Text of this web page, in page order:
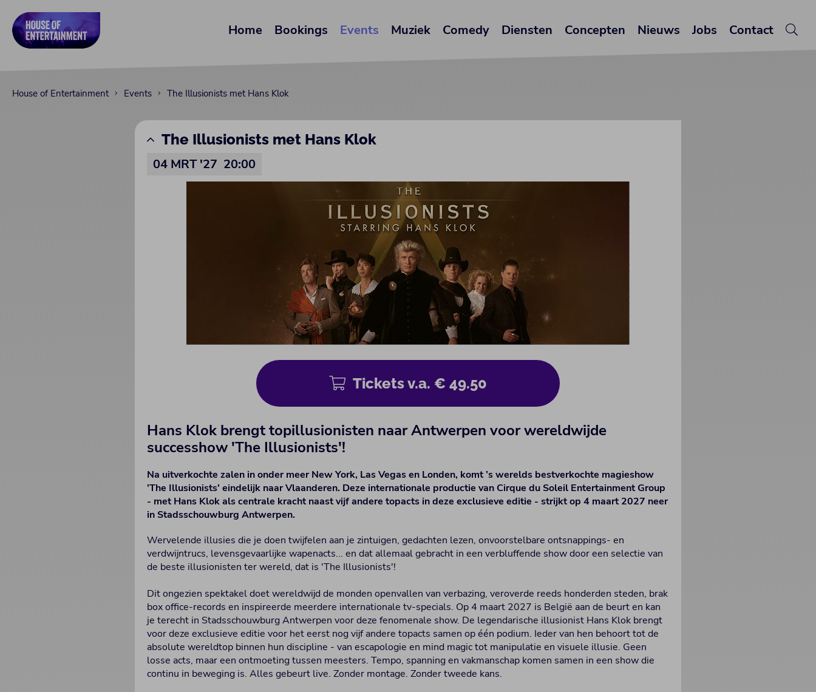
Home Bookings Events Muziek Comedy Diensten Concepten Nieuws Jobs Contact
House of Entertainment Events The Illusionists met Hans Klok
The Illusionists met Hans Klok
04 MRT '27 20:00
Tickets v.a. € 49.50
Hans Klok brengt topillusionisten naar Antwerpen voor wereldwijde
successhow 'The Illusionists'!
Na uitverkochte zalen in onder meer New York, Las Vegas en Londen, komt ’s werelds bestverkochte magieshow
'The Illusionists' eindelijk naar Vlaanderen. Deze internationale productie van Cirque du Soleil Entertainment Group
- met Hans Klok als centrale kracht naast vijf andere topacts in deze exclusieve editie - strijkt op 4 maart 2027 neer
in Stadsschouwburg Antwerpen.
Wervelende illusies die je doen twijfelen aan je zintuigen, gedachten lezen, onvoorstelbare ontsnappings- en
verdwijntrucs, levensgevaarlijke wapenacts... en dat allemaal gebracht in een verbluffende show door een selectie van
de beste illusionisten ter wereld, dat is 'The Illusionists'!
Dit ongezien spektakel doet wereldwijd de monden openvallen van verbazing, veroverde reeds honderden steden, brak
box office-records en inspireerde meerdere internationale tv-specials. Op 4 maart 2027 is België aan de beurt en kan
je terecht in Stadsschouwburg Antwerpen voor deze fenomenale show. De legendarische illusionist Hans Klok brengt
voor deze exclusieve editie voor het eerst nog vijf andere topacts samen op één podium. Ieder van hen behoort tot de
absolute wereldtop binnen hun discipline - van escapologie en mind magic tot manipulatie en visuele illusie. Geen
losse acts, maar een ontmoeting tussen meesters. Tempo, spanning en vakmanschap komen samen in een show die
continu in beweging is. Alles gebeurt live. Zonder montage. Zonder tweede kans.